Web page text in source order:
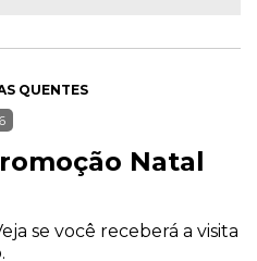
QUENTES
Natal
se você receberá a visita